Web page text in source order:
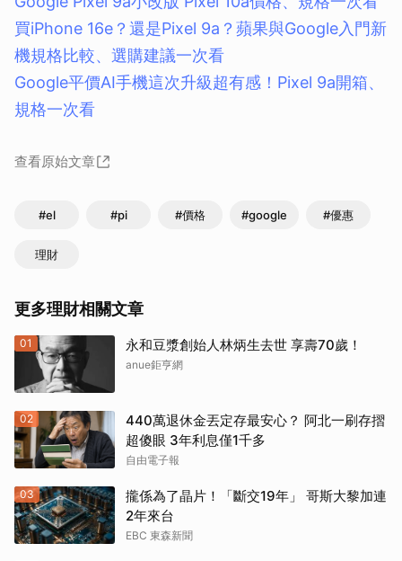
買iPhone 16e？還是Pixel 9a？蘋果與Google入門新
機規格比較、選購建議一次看
Google平價AI手機這次升級超有感！Pixel 9a開箱、
規格一次看
查看原始文章
#el #pi #價格 #google #優惠
理財
更多理財相關文章
01 永和豆漿創始人林炳生去世 享壽70歲！
anue鉅亨網
02
440萬退休金丟定存最安心？ 阿北一刷存摺
超傻眼 3年利息僅1千多
自由電子報
03
攏係為了晶片！「斷交19年」 哥斯大黎加連
2年來台
EBC 東森新聞